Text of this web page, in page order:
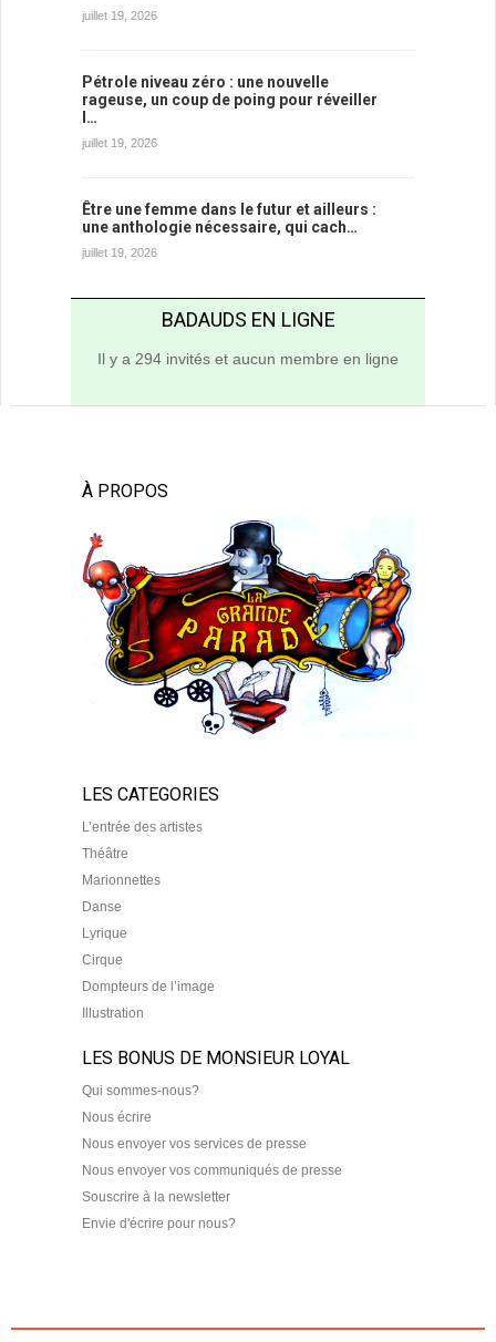
juillet 19, 2026
Pétrole niveau zéro : une nouvelle
rageuse, un coup de poing pour réveiller
l…
juillet 19, 2026
Être une femme dans le futur et ailleurs :
une anthologie nécessaire, qui cach…
juillet 19, 2026
BADAUDS EN LIGNE
Il y a 294 invités et aucun membre en ligne
À PROPOS
LES CATEGORIES
L’entrée des artistes
Théâtre
Marionnettes
Danse
Lyrique
Cirque
Dompteurs de l’image
Illustration
LES BONUS DE MONSIEUR LOYAL
Qui sommes-nous?
Nous écrire
Nous envoyer vos services de presse
Nous envoyer vos communiqués de presse
Souscrire à la newsletter
Envie d'écrire pour nous?